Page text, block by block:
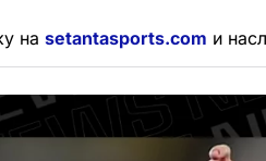
наsetantasports.com и